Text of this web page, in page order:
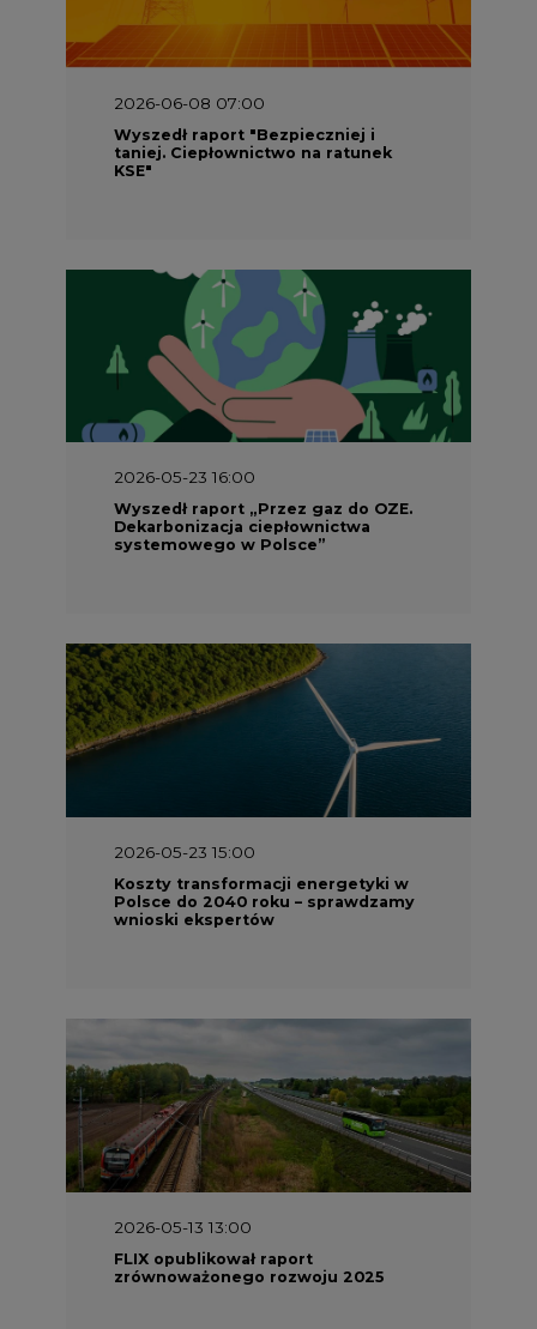
2026-06-08 07:00
Wyszedł raport "Bezpieczniej i
taniej. Ciepłownictwo na ratunek
KSE"
2026-05-23 16:00
Wyszedł raport „Przez gaz do OZE.
Dekarbonizacja ciepłownictwa
systemowego w Polsce”
2026-05-23 15:00
Koszty transformacji energetyki w
Polsce do 2040 roku – sprawdzamy
wnioski ekspertów
2026-05-13 13:00
FLIX opublikował raport
zrównoważonego rozwoju 2025